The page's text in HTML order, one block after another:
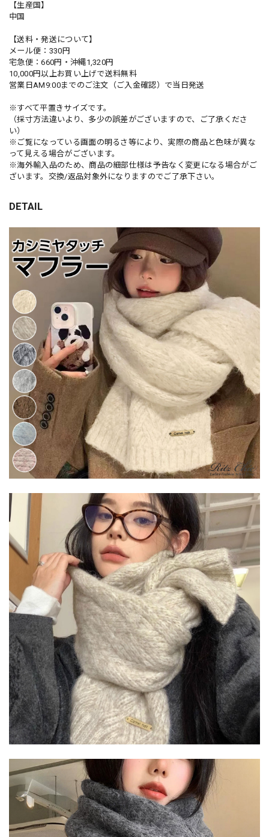
【生産国】
中国
【送料・発送について】
メール便：330円
宅急便：660円・沖縄1,320円
10,000円以上お買い上げで送料無料
営業日AM9:00までのご注文（ご入金確認）で当日発送
※すべて平置きサイズです。
（採寸方法違いより、多少の誤差がございますので、ご了承くださ
い）
※ご覧になっている画面の明るさ等により、実際の商品と色味が異な
って見える場合がございます。
※海外輸入品のため、商品の細部仕様は予告なく変更になる場合がご
ざいます。交換/返品対象外になりますのでご了承下さい。
DETAIL